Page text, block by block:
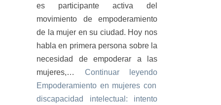
es participante activa del
movimiento de empoderamiento
de la mujer en su ciudad. Hoy nos
habla en primera persona sobre la
necesidad de empoderar a las
mujeres,… Continuar leyendo
Empoderamiento en mujeres con
discapacidad intelectual: intento